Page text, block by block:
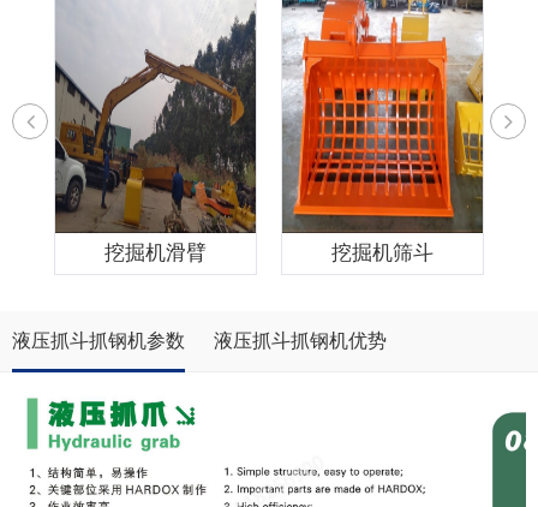
挖掘机滑臂 挖掘机筛斗
液压抓斗抓钢机参数 液压抓斗抓钢机优势